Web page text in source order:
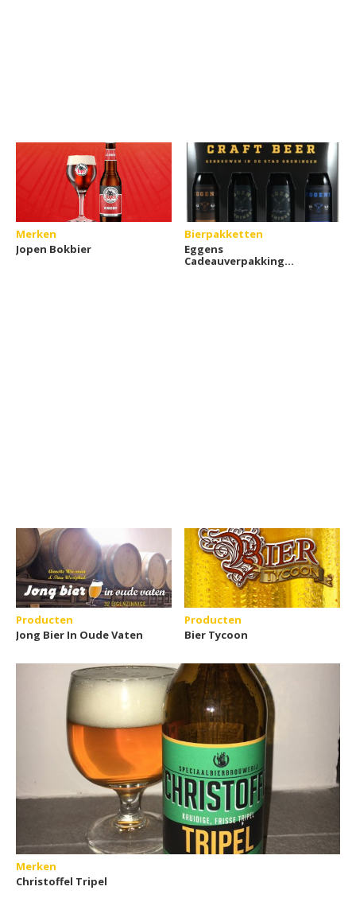
Merken
Jopen Bokbier
Bierpakketten
Eggens
Cadeauverpakking
Producten
Jong Bier In Oude Vaten
Producten
Bier Tycoon
Merken
Christoffel Tripel